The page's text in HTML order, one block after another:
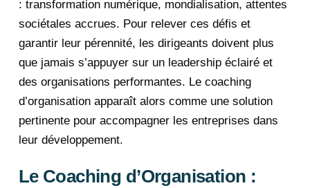
: transformation numérique, mondialisation, attentes
sociétales accrues. Pour relever ces défis et
garantir leur pérennité, les dirigeants doivent plus
que jamais s’appuyer sur un leadership éclairé et
des organisations performantes. Le coaching
d’organisation apparaît alors comme une solution
pertinente pour accompagner les entreprises dans
leur développement.
Le Coaching d’Organisation :